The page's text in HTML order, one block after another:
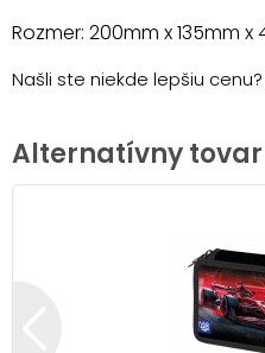
Rozmer: 200mm x 135mm x
Našli ste niekde lepšiu cenu?
Alternatívny tovar